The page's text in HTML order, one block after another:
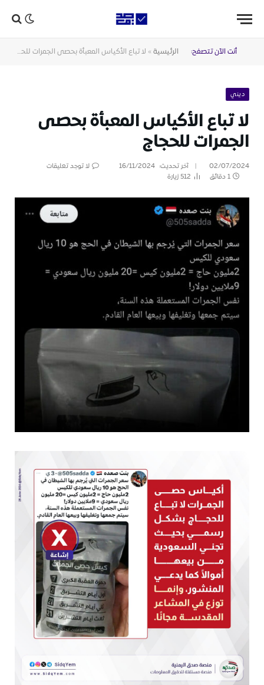
أنت الآن تتصفح: الرئيسية » لا تباع الأكياس المعبأة بحصى الجمرات للحجاج
ديني
لا تباع الأكياس المعبأة بحصى
الجمرات للحجاج
02/07/2024 آخر تحديث: 16/11/2024
لا توجد تعليقات
1 دقائق
512زيارة